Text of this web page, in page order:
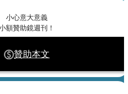
小心意大意義
額贊助鏡週刊！
贊助本文